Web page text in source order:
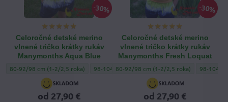
30%
Celoročné detské merino
vlnené tričko krátky rukáv
Manymonths Aqua Blue
Celoročné detské merino vlnené tričko krátky rukáv Manymonths Aqua Blue -
80-92/98 cm (1-2/2,5 roka) Celoročné detské merino vlnené tričko krátky
98-104/110 cm (3-4,5/5 rokov) Celoročné
110-122/128
od 27,90 €
30%
Celoročné detské merino
vlnené tričko krátky rukáv
Manymonths Fresh Loquat
Celoročné detské merino vlnené tričko
80-92/98 cm (1-2/2,5 roka) 98-104/
od 27,90 €